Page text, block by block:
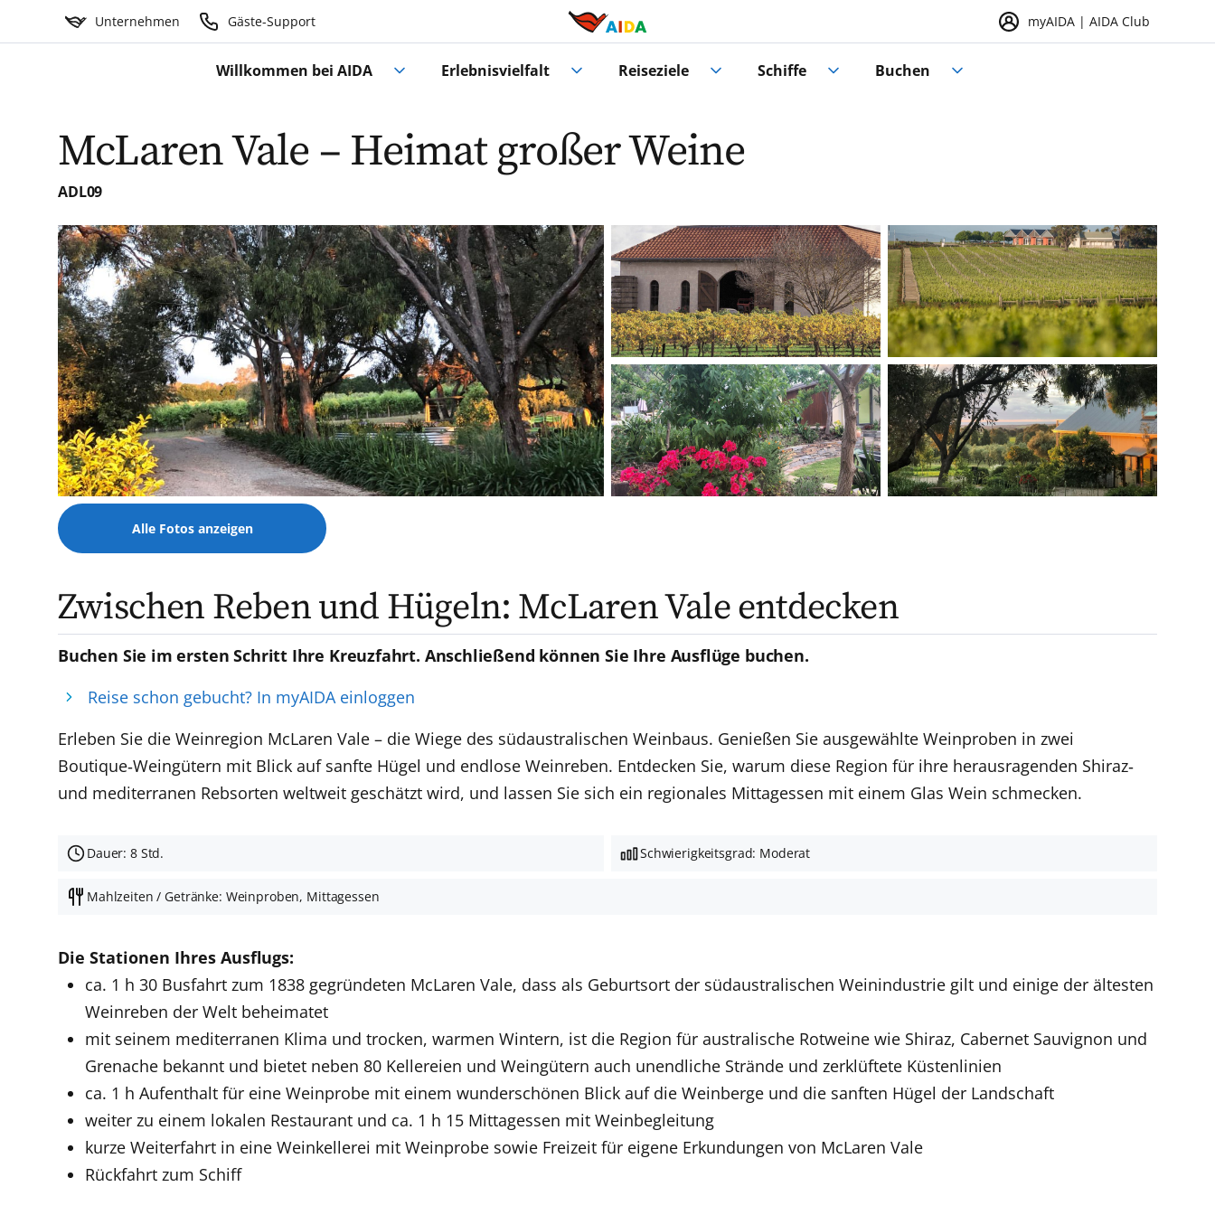
Unternehmen Gäste-Support myAIDA | AIDA Club
Willkommen bei AIDA Erlebnisvielfalt Reiseziele Schiffe Buchen
McLaren Vale – Heimat großer Weine
ADL09
Alle Fotos anzeigen
Zwischen Reben und Hügeln: McLaren Vale entdecken
Buchen Sie im ersten Schritt Ihre Kreuzfahrt. Anschließend können Sie Ihre Ausflüge buchen.
Reise schon gebucht? In myAIDA einloggen
Erleben Sie die Weinregion McLaren Vale – die Wiege des südaustralischen Weinbaus. Genießen Sie ausgewählte Weinproben in zwei
Boutique‑Weingütern mit Blick auf sanfte Hügel und endlose Weinreben. Entdecken Sie, warum diese Region für ihre herausragenden Shiraz‑
und mediterranen Rebsorten weltweit geschätzt wird, und lassen Sie sich ein regionales Mittagessen mit einem Glas Wein schmecken.
Dauer: 8 Std. Schwierigkeitsgrad: Moderat
Mahlzeiten / Getränke: Weinproben, Mittagessen
Die Stationen Ihres Ausflugs:
ca. 1 h 30 Busfahrt zum 1838 gegründeten McLaren Vale, dass als Geburtsort der südaustralischen Weinindustrie gilt und einige der ältesten
Weinreben der Welt beheimatet
mit seinem mediterranen Klima und trocken, warmen Wintern, ist die Region für australische Rotweine wie Shiraz, Cabernet Sauvignon und
Grenache bekannt und bietet neben 80 Kellereien und Weingütern auch unendliche Strände und zerklüftete Küstenlinien
ca. 1 h Aufenthalt für eine Weinprobe mit einem wunderschönen Blick auf die Weinberge und die sanften Hügel der Landschaft
weiter zu einem lokalen Restaurant und ca. 1 h 15 Mittagessen mit Weinbegleitung
kurze Weiterfahrt in eine Weinkellerei mit Weinprobe sowie Freizeit für eigene Erkundungen von McLaren Vale
Rückfahrt zum Schiff